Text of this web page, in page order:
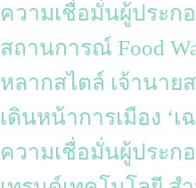
ความเชื่อมั่นผู้ประก
สถานการณ์ Food
หลากสไตล์ เจ้านาย
เดินหน้าการเมือง ‘เ
ความเชื่อมั่นผู้ประก